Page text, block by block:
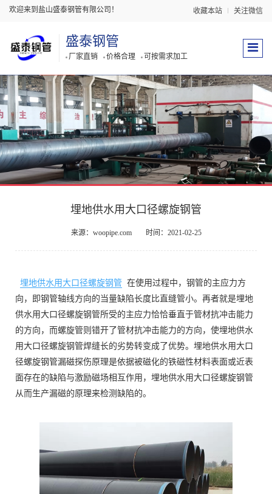
欢迎来到盐山盛泰钢管有限公司！ 收藏本站 关注微信
盛泰钢管
厂家直销 价格合理 可按需求加工
埋地供水用大口径螺旋钢管
来源：woopipe.com 时间：2021-02-25
埋地供水用大口径螺旋钢管 在使用过程中，钢管的主应力方
向，即钢管轴线方向的当量缺陷长度比直缝管小。再者就是埋地
供水用大口径螺旋钢管所受的主应力恰恰垂直于管材抗冲击能力
的方向，而螺旋管则错开了管材抗冲击能力的方向，使埋地供水
用大口径螺旋钢管焊缝长的劣势转变成了优势。埋地供水用大口
径螺旋钢管漏磁探伤原理是依据被磁化的铁磁性材料表面或近表
面存在的缺陷与激励磁场相互作用，埋地供水用大口径螺旋钢管
从而生产漏磁的原理来检测缺陷的。